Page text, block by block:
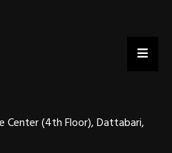
Center (4th Floor), Dattabari,